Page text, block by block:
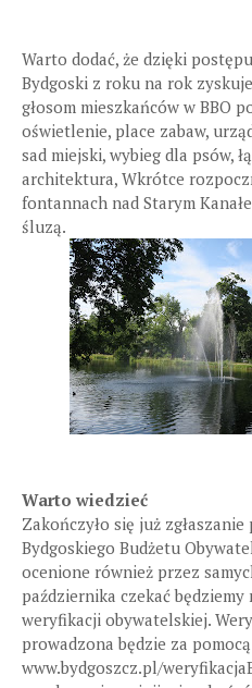
Warto dodać, że dzięki
Bydgoski z roku na rok
głosom mieszkańców w BBO
oświetlenie, place zabaw,
sad miejski, wybieg dla psów,
architektura, Wkrótce
fontannach nad Starym
śluzą.
Warto wiedzieć
Zakończyło się już zgłaszanie
Bydgoskiego Budżetu
ocenione również przez
października czekać
weryfikacji obywatelskiej.
prowadzona będzie za
www.bydgoszcz.pl/